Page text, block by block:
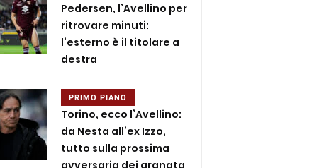
Pedersen, l’Avellino per
ritrovare minuti:
l’esterno è il titolare a
destra
PRIMO PIANO
Torino, ecco l’Avellino:
da Nesta all’ex Izzo,
tutto sulla prossima
avversaria dei granata